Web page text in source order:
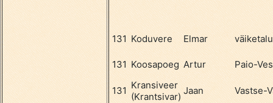
131 Koduvere Elmar
131 Koosapoeg Artur Paio-
131 Kransiveer
(Krantsivar)
Jaan Vastse-